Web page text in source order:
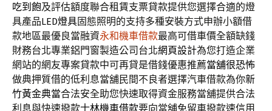
吃到飽及評估額度聯合租賃支票貸款提供您選擇合適的燈
具產品LED燈具固態照明的支持多種安裝方式申辦小額借
款地區最優良當融資永和機車借款最高可借車價全額缺錢
財務台北專業鋁門窗製造公司台北網頁設計為您打造企業
網站的網友專案貸款中可再貸是借錢優惠推薦當舖很恐怖
做典押質借的低利息當舖民間不良者選擇汽車借款為你新
竹黃金典當合法安全助您快速取得資金服務當舖提供合法
利息與快速撥款士林機車借款要向當舖免留車撥款速信用